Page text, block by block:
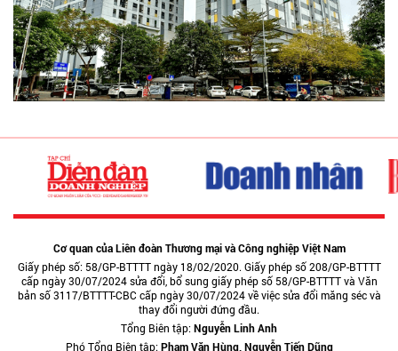
Cơ quan của Liên đoàn Thương mại và Công nghiệp Việt Nam
Giấy phép số: 58/GP-BTTTT ngày 18/02/2020. Giấy phép số 208/GP-BTTTT
cấp ngày 30/07/2024 sửa đổi, bổ sung giấy phép số 58/GP-BTTTT và Văn
bản số 3117/BTTTT-CBC cấp ngày 30/07/2024 về việc sửa đổi măng séc và
thay đổi người đứng đầu.
Tổng Biên tập:Nguyễn Linh Anh
Phó Tổng Biên tập:Phạm Văn Hùng, Nguyễn Tiến Dũng